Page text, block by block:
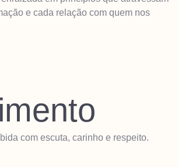
e cada relação com quem nos
com escuta, carinho e respeito.